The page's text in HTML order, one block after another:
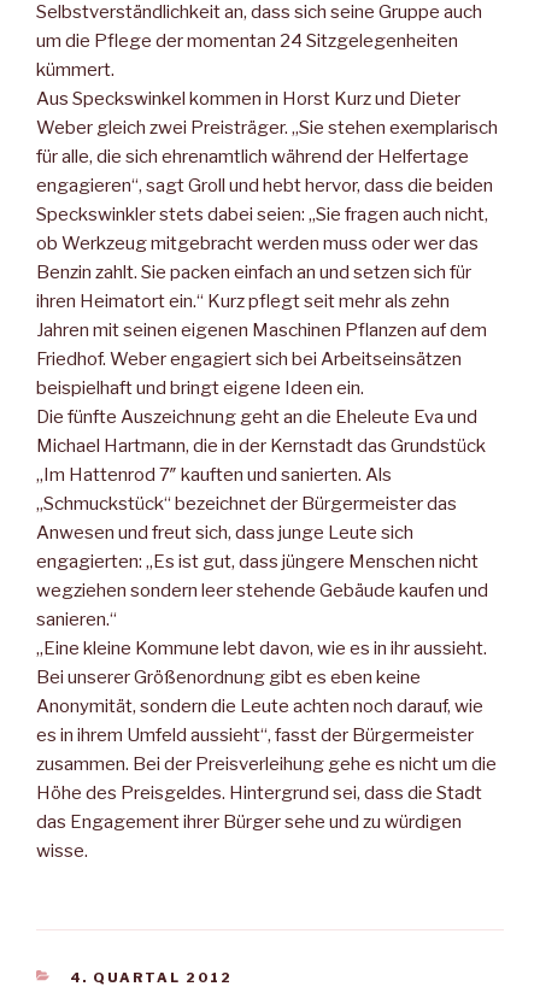
Selbstverständlichkeit an, dass sich seine Gruppe auch
um die Pflege der momentan 24 Sitzgelegenheiten
kümmert.
Aus Speckswinkel kommen in Horst Kurz und Dieter
Weber gleich zwei Preisträger. „Sie stehen exemplarisch
für alle, die sich ehrenamtlich während der Helfertage
engagieren“, sagt Groll und hebt hervor, dass die beiden
Speckswinkler stets dabei seien: „Sie fragen auch nicht,
ob Werkzeug mitgebracht werden muss oder wer das
Benzin zahlt. Sie packen einfach an und setzen sich für
ihren Heimatort ein.“ Kurz pflegt seit mehr als zehn
Jahren mit seinen eigenen Maschinen Pflanzen auf dem
Friedhof. Weber engagiert sich bei Arbeitseinsätzen
beispielhaft und bringt eigene Ideen ein.
Die fünfte Auszeichnung geht an die Eheleute Eva und
Michael Hartmann, die in der Kernstadt das Grundstück
„Im Hattenrod 7″ kauften und sanierten. Als
„Schmuckstück“ bezeichnet der Bürgermeister das
Anwesen und freut sich, dass junge Leute sich
engagierten: „Es ist gut, dass jüngere Menschen nicht
wegziehen sondern leer stehende Gebäude kaufen und
sanieren.“
„Eine kleine Kommune lebt davon, wie es in ihr aussieht.
Bei unserer Größenordnung gibt es eben keine
Anonymität, sondern die Leute achten noch darauf, wie
es in ihrem Umfeld aussieht“, fasst der Bürgermeister
zusammen. Bei der Preisverleihung gehe es nicht um die
Höhe des Preisgeldes. Hintergrund sei, dass die Stadt
das Engagement ihrer Bürger sehe und zu würdigen
wisse.
KATEGORIEN
4. QUARTAL 2012